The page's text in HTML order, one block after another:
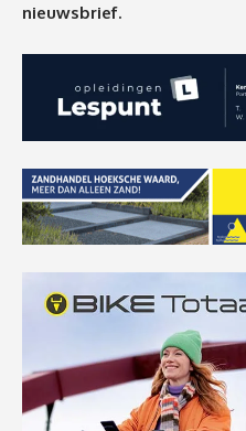
nieuwsbrief.